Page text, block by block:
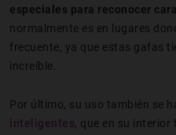
especiales para reconocer
normalmente es en lugares
frecuente, ya que estas gafas
increíble.
Por último, su uso también se
inteligentes , que en su